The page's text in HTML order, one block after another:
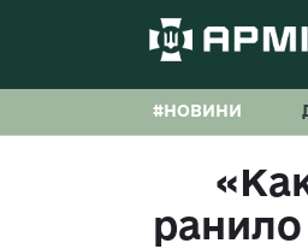
#НОВИНИ